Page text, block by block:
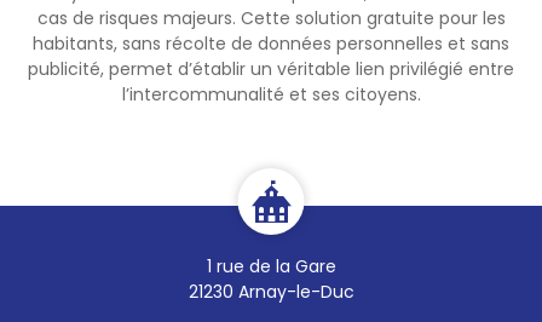
cas de risques majeurs. Cette solution gratuite pour les
habitants, sans récolte de données personnelles et sans
publicité, permet d’établir un véritable lien privilégié entre
l’intercommunalité et ses citoyens.
1 rue de la Gare
21230 Arnay-le-Duc